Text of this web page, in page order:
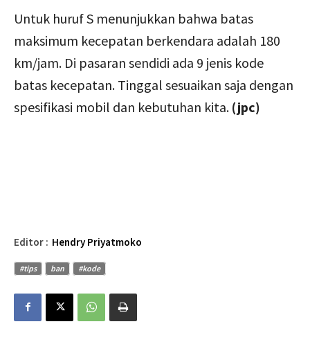
Untuk huruf S menunjukkan bahwa batas
maksimum kecepatan berkendara adalah 180
km/jam. Di pasaran sendidi ada 9 jenis kode
batas kecepatan. Tinggal sesuaikan saja dengan
spesifikasi mobil dan kebutuhan kita. (jpc)
Editor : Hendry Priyatmoko
#tips ban #kode